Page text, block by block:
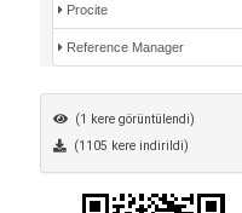
Procite
Reference Manager
(1 kere görüntülendi)
(1105 kere indirildi)